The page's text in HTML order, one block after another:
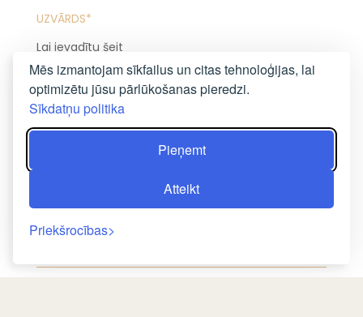
Mēs izmantojam sīkfailus un citas tehnoloģijas, lai
optimizētu jūsu pārlūkošanas pieredzi.
Sīkdatņu politika
Pieņemt
Atteikt
Priekšrocības
UZVĀRDS*
E-PASTA ADRESE*